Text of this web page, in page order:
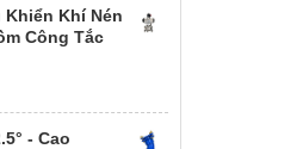
Khí Nén
Công Tắc
- Cao